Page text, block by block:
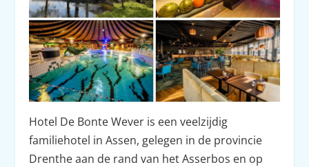
Hotel De Bonte Wever is een veelzijdig
familiehotel in Assen, gelegen in de provincie
Drenthe aan de rand van het Asserbos en op